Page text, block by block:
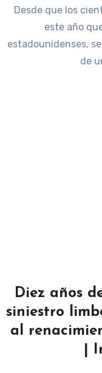
Desde que los
este año
estadounidenses,
de
Diez años
siniestro
al
|